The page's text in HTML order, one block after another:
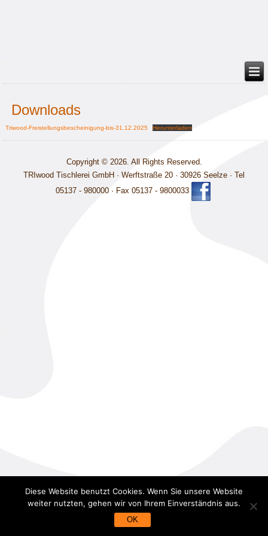
Downloads
Triwood-Freistellungsbescheinigung-bis-31.12.2025 Herunterladen
Copyright © 2026. All Rights Reserved.
TRIwood Tischlerei GmbH · Werftstraße 20 · 30926 Seelze · Tel
05137 - 980000 · Fax 05137 - 9800033
Diese Website benutzt Cookies. Wenn Sie unsere Website
weiter nutzten, gehen wir von Ihrem Einverständnis aus.
OK